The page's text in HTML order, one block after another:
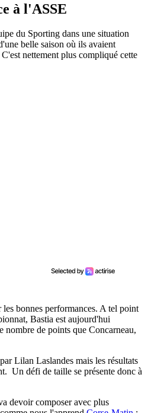
à l'ASSE
du Sporting dans une situation
belle saison où ils avaient
nettement plus compliqué cette
les bonnes performances. A tel point
Bastia est aujourd'hui
nombre de points que Concarneau,
Lilan Laslandes mais les résultats
Un défi de taille se présente donc à
devoir composer avec plus